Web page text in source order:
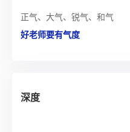
正气、大气、锐气、和气
好老师要有气度
深度